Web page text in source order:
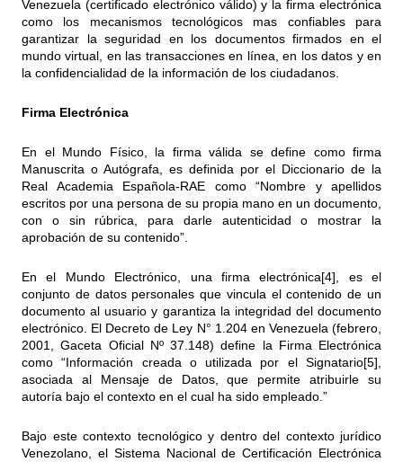
Venezuela (certificado electrónico válido) y la firma electrónica
como los mecanismos tecnológicos mas confiables para
garantizar la seguridad en los documentos firmados en el
mundo virtual, en las transacciones en línea, en los datos y en
la confidencialidad de la información de los ciudadanos.
Firma Electrónica
En el Mundo Físico, la firma válida se define como firma
Manuscrita o Autógrafa, es definida por el Diccionario de la
Real Academia Española-RAE como “Nombre y apellidos
escritos por una persona de su propia mano en un documento,
con o sin rúbrica, para darle autenticidad o mostrar la
aprobación de su contenido”.
En el Mundo Electrónico, una firma electrónica[4], es el
conjunto de datos personales que vincula el contenido de un
documento al usuario y garantiza la integridad del documento
electrónico. El Decreto de Ley N° 1.204 en Venezuela (febrero,
2001, Gaceta Oficial Nº 37.148) define la Firma Electrónica
como “Información creada o utilizada por el Signatario[5],
asociada al Mensaje de Datos, que permite atribuirle su
autoría bajo el contexto en el cual ha sido empleado.”
Bajo este contexto tecnológico y dentro del contexto jurídico
Venezolano, el Sistema Nacional de Certificación Electrónica